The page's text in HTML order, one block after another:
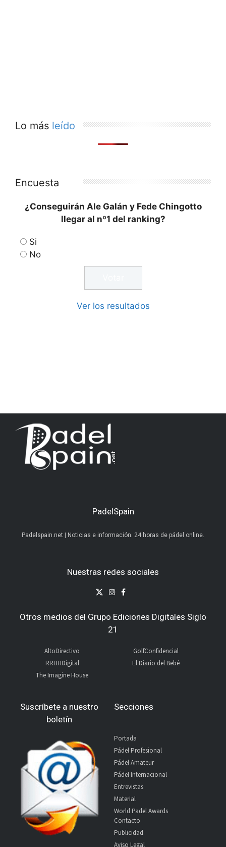
Lo más leído
Encuesta
¿Conseguirán Ale Galán y Fede Chingotto
llegar al nº1 del ranking?
Si
No
Ver los resultados
PadelSpain
Padelspain.net | Noticias e información. 24 horas de pádel online.
Nuestras redes sociales
Otros medios del Grupo Ediciones Digitales Siglo
21
AltoDirectivo
RRHHDigital
The Imagine House
GolfConfidencial
El Diario del Bebé
Suscríbete a nuestro
boletín
Secciones
Portada
Pádel Profesional
Pádel Amateur
Pádel Internacional
Entrevistas
Material
World Padel Awards
Contacto
Publicidad
Aviso Legal